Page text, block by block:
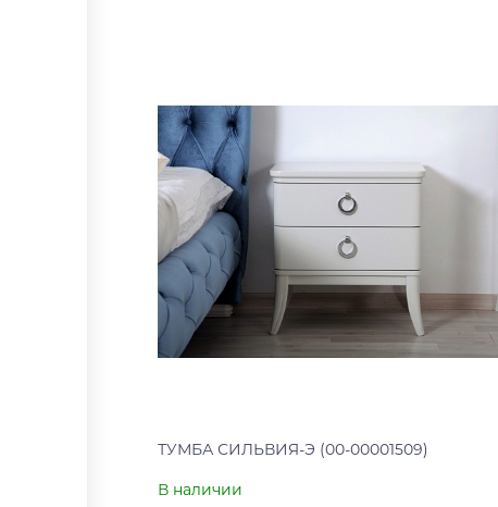
ТУМБА СИЛЬВИЯ-Э (00-00001509)
В наличии